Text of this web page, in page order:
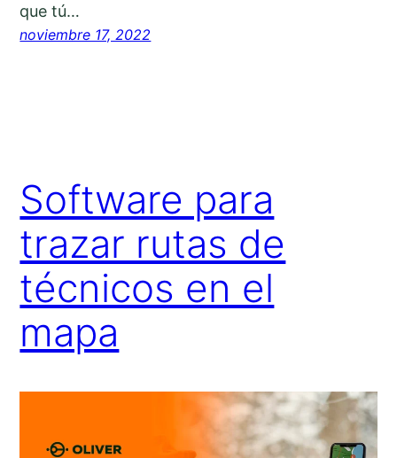
que tú…
noviembre 17, 2022
Software para
trazar rutas de
técnicos en el
mapa